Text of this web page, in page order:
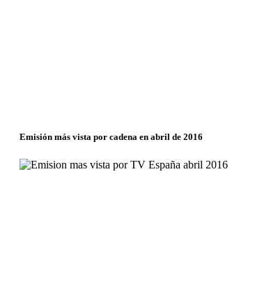
Emisión más vista por cadena en abril de 2016